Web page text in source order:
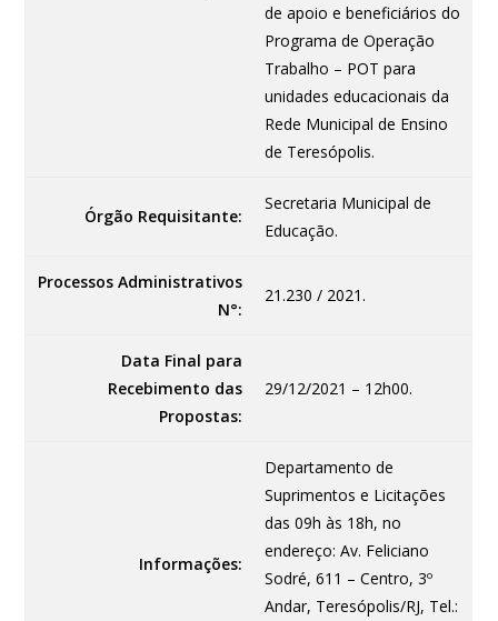
de apoio e beneficiários do
Programa de Operação
Trabalho – POT para
unidades educacionais da
Rede Municipal de Ensino
de Teresópolis.
Órgão Requisitante:
Secretaria Municipal de
Educação.
Processos Administrativos
N°:
21.230 / 2021.
Data Final para
Recebimento das
Propostas:
29/12/2021 – 12h00.
Informações:
Departamento de
Suprimentos e Licitações
das 09h às 18h, no
endereço: Av. Feliciano
Sodré, 611 – Centro, 3º
Andar, Teresópolis/RJ, Tel.: